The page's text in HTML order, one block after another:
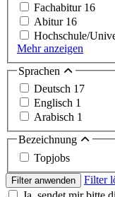
Fachabitur 16
Abitur 16
Hochschule/
Mehr anzeigen
Sprachen
Deutsch 17
Englisch 1
Arabisch 1
Bezeichnung
Topjobs
Filter anwenden
Filter